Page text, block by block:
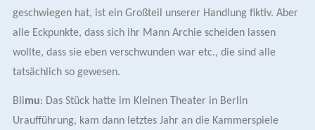
geschwiegen hat, ist ein Großteil unserer Handlung fiktiv. Aber
alle Eckpunkte, dass sich ihr Mann Archie scheiden lassen
wollte, dass sie eben verschwunden war etc., die sind alle
tatsächlich so gewesen.
Blimu: Das Stück hatte im Kleinen Theater in Berlin
Uraufführung, kam dann letztes Jahr an die Kammerspiele